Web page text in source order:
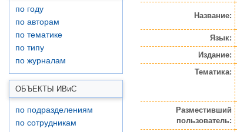
по году
по авторам
по тематике
по типу
по журналам
ОБЪЕКТЫ ИВиС
по подразделениям
по сотрудникам
Название:
Язык:
Издание:
Тематика:
Разместивший
пользователь: